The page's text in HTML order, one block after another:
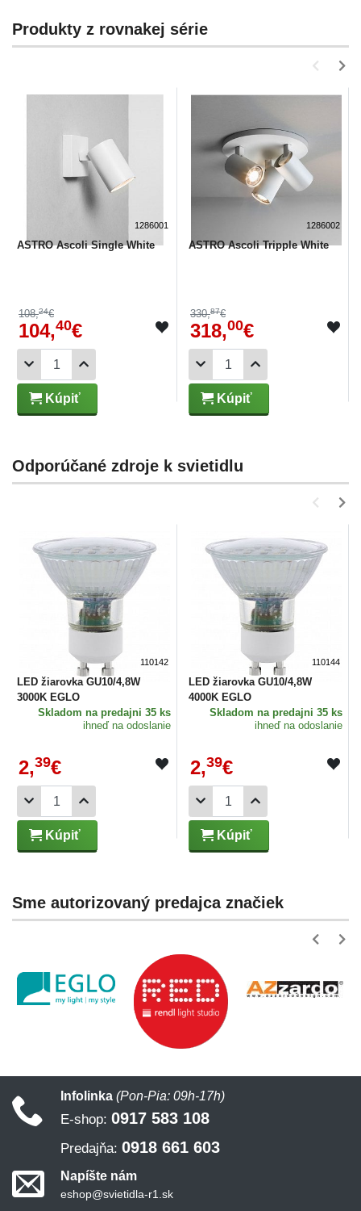
Produkty z rovnakej série
1286001
ASTRO Ascoli Single White
108,24€
104,40€
Kúpiť
1286002
ASTRO Ascoli Tripple White
330,87€
318,00€
Kúpiť
Odporúčané zdroje k svietidlu
110142
LED žiarovka GU10/4,8W
3000K EGLO
Skladom na predajni 35 ks
ihneď na odoslanie
2,39€
Kúpiť
110144
LED žiarovka GU10/4,8W
4000K EGLO
Skladom na predajni 35 ks
ihneď na odoslanie
2,39€
Kúpiť
Sme autorizovaný predajca značiek
Infolinka (Pon-Pia: 09h-17h)
E-shop: 0917 583 108
Predajňa: 0918 661 603
Napíšte nám
eshop@svietidla-r1.sk